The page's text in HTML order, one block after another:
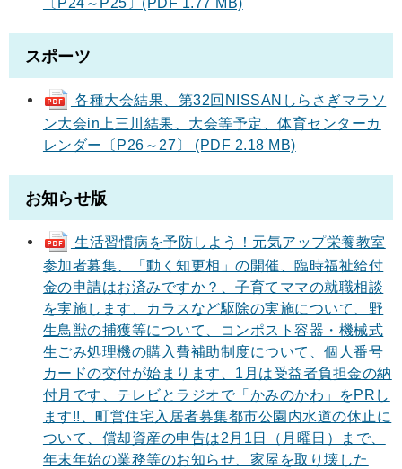
スポーツ
各種大会結果、第32回NISSANしらさぎマラソ
ン大会in上三川結果、大会等予定、体育センターカ
レンダー〔P26～27〕 (PDF 2.18 MB)
お知らせ版
生活習慣病を予防しよう！元気アップ栄養教室
参加者募集、「動く知更相」の開催、臨時福祉給付
金の申請はお済みですか？、子育てママの就職相談
を実施します、カラスなど駆除の実施について、野
生鳥獣の捕獲等について、コンポスト容器・機械式
生ごみ処理機の購入費補助制度について、個人番号
カードの交付が始まります、1月は受益者負担金の納
付月です、テレビとラジオで「かみのかわ」をPRし
ます!!、町営住宅入居者募集都市公園内水道の休止に
ついて、償却資産の申告は2月1日（月曜日）まで、
年末年始の業務等のお知らせ、家屋を取り壊した